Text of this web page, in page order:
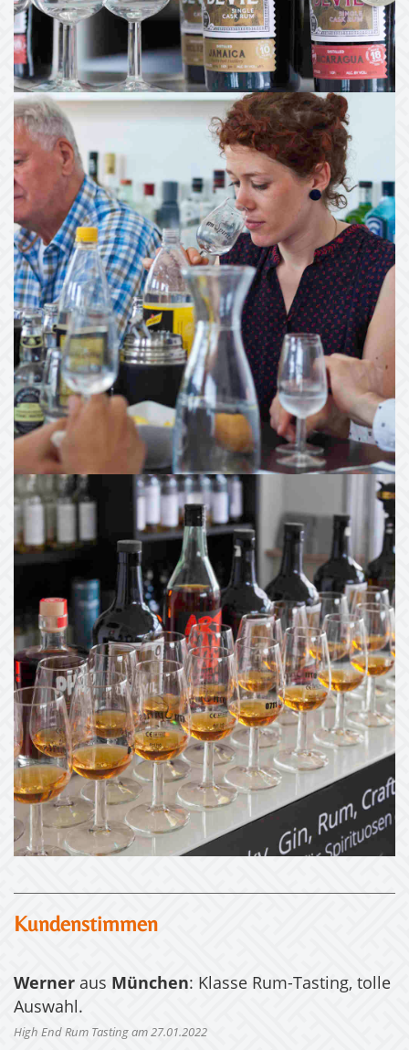
Kundenstimmen
Werner aus München: Klasse Rum-Tasting, tolle
Auswahl.
High End Rum Tasting am 27.01.2022